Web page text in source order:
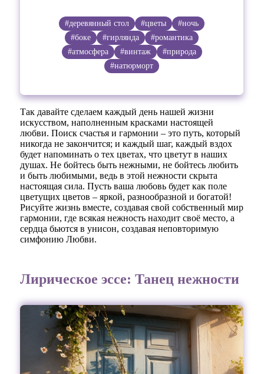
#деревянный стол #цветы
#ночь
#боке
#гирлянда
#романтика
#атмосфера
#винтаж
#природа
#натюрморт
Так давайте сделаем каждый день нашей жизни
искусством, наполненным красками настоящей
любви. Поиск счастья и гармонии – это путь, который
никогда не закончится; и каждый шаг, каждый вздох
будет напоминать о тех цветах, что цветут в наших
душах. Не бойтесь быть нежными, не бойтесь любить
и быть любимыми, ведь в этой нежности скрыта
настоящая сила. Пусть ваша любовь будет как поле
цветущих цветов – яркой, разнообразной и богатой!
Рисуйте жизнь вместе, создавая свой собственный мир
гармонии, где всякая нежность находит своё место, а
сердца бьются в унисон, создавая неповторимую
симфонию Любви.
Лирическое эссе: Танец нежности